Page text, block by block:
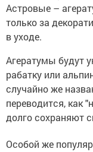
Астровые –
только за
в уходе.
Агератумы будут
рабатку или
случайно же
переводится, как
долго сохраняют
Особой же